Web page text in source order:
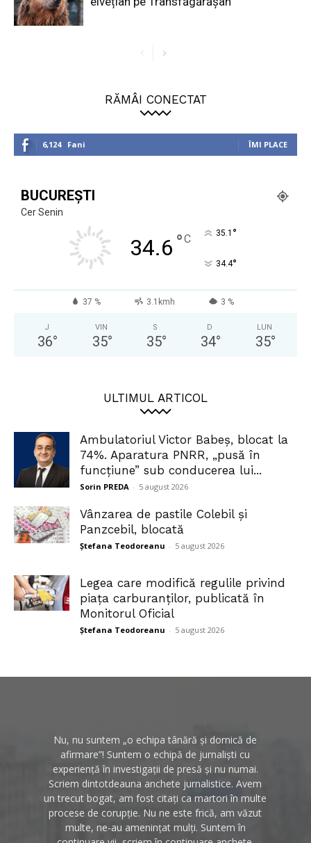
RĂMÂI CONECTAT
6,124 Fani ÎMI PLACE
BUCUREȘTI
Cer Senin
34.6 °C 35.1 °
34.4°
37 % 3.1kmh 3 %
J
36°
VIN
35°
S
35°
D
34°
LUN
35°
ULTIMUL ARTICOL
Ambulatoriul Victor Babeș, blocat la
74%. Aparatura PNRR, „pusă în
funcțiune” sub conducerea lui...
Sorin PREDA - 5 august 2026
Vânzarea de pastile Colebil și
Panzcebil, blocată
Ștefana Teodoreanu - 5 august 2026
Legea care modifică regulile privind
piața carburanților, publicată în
Monitorul Oficial
Ștefana Teodoreanu - 5 august 2026
Nu, nu suntem „o echipa tânără și dornică de
afirmare”! Suntem o echipă de jurnaliști cu
experiență în investigații de presă și nu numai.
Scriem dintotdeauna anchete jurnalistice. Avem
un trecut bogat, am fost citați ca martori în multe
procese de corupție. Nu ne este frică, am văzut
multe, ne-au amenințat mulți. Suntem în